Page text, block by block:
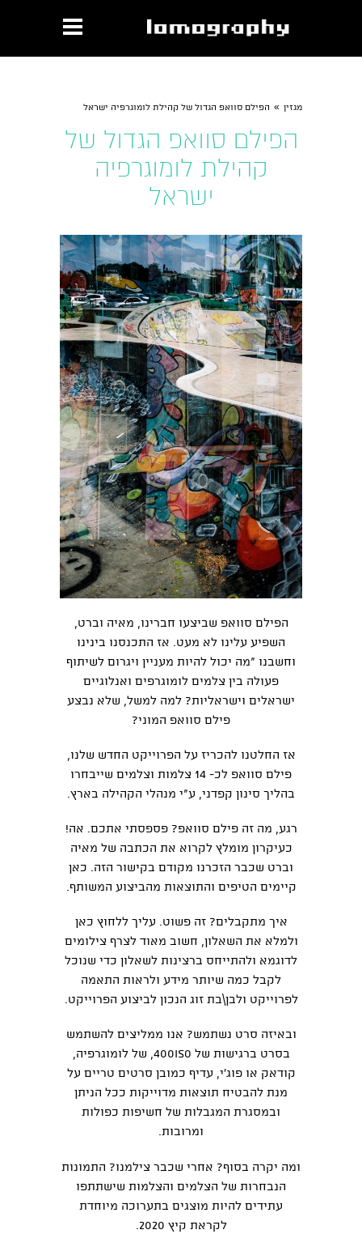
מגזין » הפילם סוואפ הגדול של קהילת לומוגרפיה ישראל
הפילם סוואפ הגדול של
קהילת לומוגרפיה
ישראל
הפילם סוואפ שביצעו חברינו, מאיה וברט,
השפיע עלינו לא מעט. אז התכנסנו בינינו
וחשבנו "מה יכול להיות מעניין ויגרום לשיתוף
פעולה בין צלמים לומוגרפים ואנלוגיים
ישראלים וישראליות? למה למשל, שלא נבצע
פילם סוואפ המוני?
אז החלטנו להכריז על הפרוייקט החדש שלנו,
פילם סוואפ לכ- 14 צלמות וצלמים שייבחרו
בהליך סינון קפדני, ע"י מנהלי הקהילה בארץ.
רגע, מה זה פילם סוואפ? פספסתי אתכם. אה!
כעיקרון מומלץ לקרוא את הכתבה של מאיה
וברט שכבר הזכרנו מקודם בקישור הזה. כאן
קיימים הטיפים והתוצאות מהביצוע המשותף.
איך מתקבלים? זה פשוט. עליךללחוץ כאן
ולמלא את השאלון, חשוב מאוד לצרף צילומים
לדוגמא ולהתייחס ברצינות לשאלון כדי שנוכל
לקבל כמה שיותר מידע ולראות התאמה
לפרוייקט ולבן\בת זוג הנכון לביצוע הפרוייקט.
ובאיזה סרט נשתמש? אנו ממליצים להשתמש
בסרט ברגישות של 400ISO, של לומוגרפיה,
קודאק או פוג'י, עדיף כמובן סרטים טריים על
מנת להבטיח תוצאות מדוייקות ככל הניתן
ובמסגרת המגבלות של חשיפות כפולות
ומרובות.
ומה יקרה בסוף? אחרי שכבר צילמנו? התמונות
הנבחרות של הצלמים והצלמות שישתתפו
עתידים להיות מוצגים בתערוכה מיוחדת
לקראת קיץ 2020.